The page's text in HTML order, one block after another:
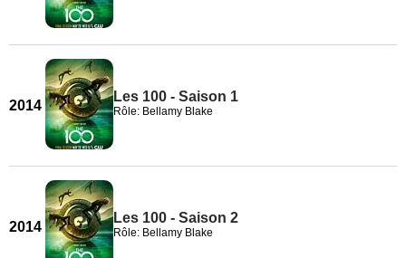
2014
Les 100 - Saison 1
Rôle: Bellamy Blake
2014
Les 100 - Saison 2
Rôle: Bellamy Blake